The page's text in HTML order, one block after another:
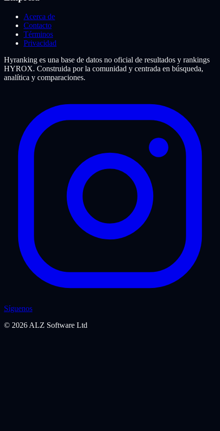
Acerca de
Contacto
Términos
Privacidad
Hyranking es una base de datos no oficial de resultados y rankings
HYROX. Construida por la comunidad y centrada en búsqueda,
analítica y comparaciones.
Síguenos
© 2026 ALZ Software Ltd